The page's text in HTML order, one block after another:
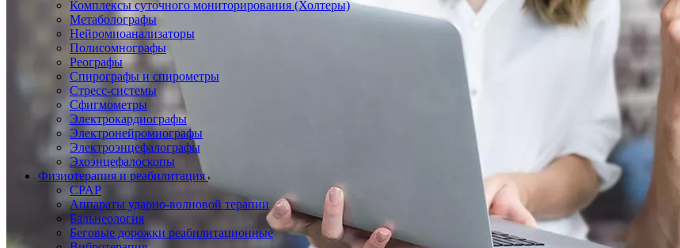
Комплексы суточного мониторирования (Холтеры)
Метаболографы
Нейромиоанализаторы
Полисомнографы
Реографы
Спирографы и спирометры
Стресс-системы
Сфигмометры
Электрокардиографы
Электронейромиографы
Электроэнцефалографы
Эхоэнцефалоскопы
Физиотерапия и реабилитация
CPAP
Аппараты ударно-волновой терапии
Бальнеология
Беговые дорожки реабилитационные